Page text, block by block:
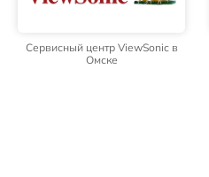
Сервисный центр ViewSonic в
Омске